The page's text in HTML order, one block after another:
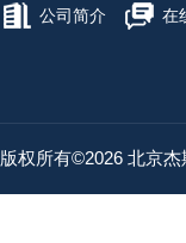
公司简介 在
版权所有©2026 北京